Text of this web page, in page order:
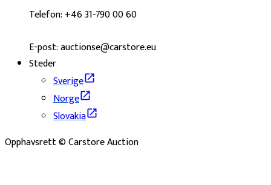
Telefon: +46 31-790 00 60
E-post: auctionse@carstore.eu
Steder
Sverige
Norge
Slovakia
Opphavsrett © Carstore Auction